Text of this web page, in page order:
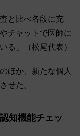
と比べ各段に充
チャットで医師に
る」（松尾代表）
ほか、新たな個人
せた。
知機能チェッ